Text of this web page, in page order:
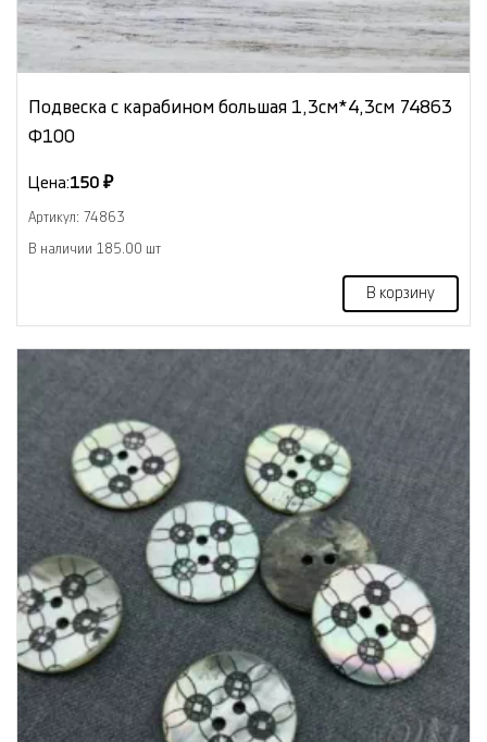
Подвеска с карабином большая 1,3см*4,3см 74863
Ф100
Цена:150 ₽
Артикул: 74863
В наличии 185.00 шт
В корзину